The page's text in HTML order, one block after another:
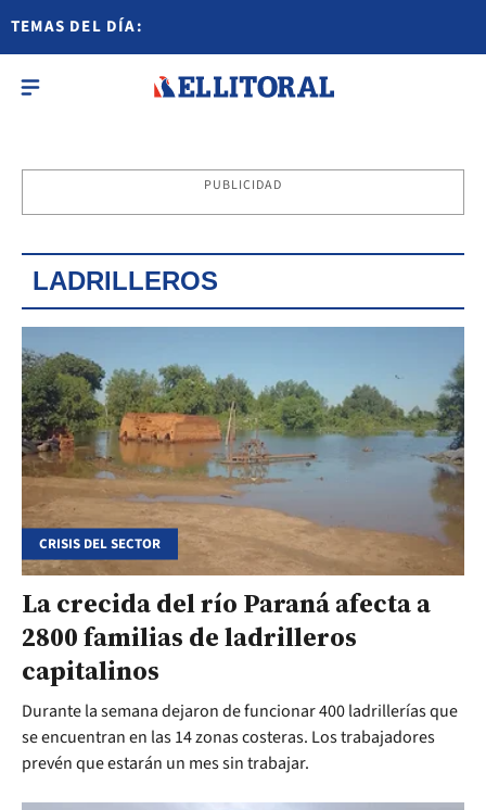
TEMAS DEL DÍA:
PUBLICIDAD
LADRILLEROS
CRISIS DEL SECTOR
La crecida del río Paraná afecta a
2800 familias de ladrilleros
capitalinos
Durante la semana dejaron de funcionar 400 ladrillerías que
se encuentran en las 14 zonas costeras. Los trabajadores
prevén que estarán un mes sin trabajar.